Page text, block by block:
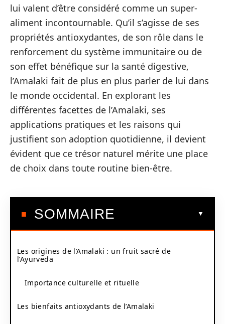
lui valent d’être considéré comme un super-
aliment incontournable. Qu’il s’agisse de ses
propriétés antioxydantes, de son rôle dans le
renforcement du système immunitaire ou de
son effet bénéfique sur la santé digestive,
l’Amalaki fait de plus en plus parler de lui dans
le monde occidental. En explorant les
différentes facettes de l’Amalaki, ses
applications pratiques et les raisons qui
justifient son adoption quotidienne, il devient
évident que ce trésor naturel mérite une place
de choix dans toute routine bien-être.
SOMMAIRE
Les origines de l’Amalaki : un fruit sacré de
l’Ayurveda
Importance culturelle et rituelle
Les bienfaits antioxydants de l’Amalaki